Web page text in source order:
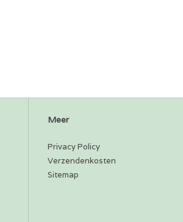
Meer
Privacy Policy
Verzendenkosten
Sitemap